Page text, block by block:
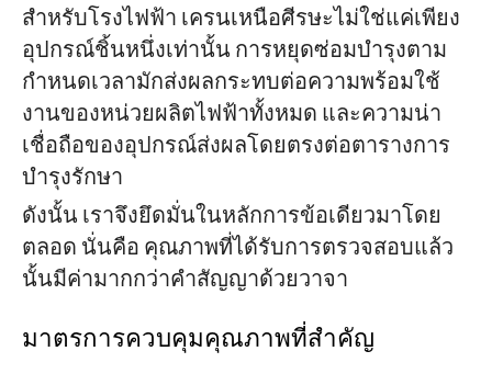
สำหรับโรงไฟฟ้า เครนเหนือศีรษะไม่ใช่แค่เพียง
อุปกรณ์ชิ้นหนึ่งเท่านั้น การหยุดซ่อมบำรุงตาม
กำหนดเวลามักส่งผลกระทบต่อความพร้อมใช้
งานของหน่วยผลิตไฟฟ้าทั้งหมด และความน่า
เชื่อถือของอุปกรณ์ส่งผลโดยตรงต่อตารางการ
บำรุงรักษา
ดังนั้น เราจึงยึดมั่นในหลักการข้อเดียวมาโดย
ตลอด นั่นคือ คุณภาพที่ได้รับการตรวจสอบแล้ว
นั้นมีค่ามากกว่าคำสัญญาด้วยวาจา
มาตรการควบคุมคุณภาพที่สำคัญ